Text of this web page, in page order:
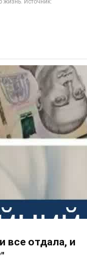
все отдала, и